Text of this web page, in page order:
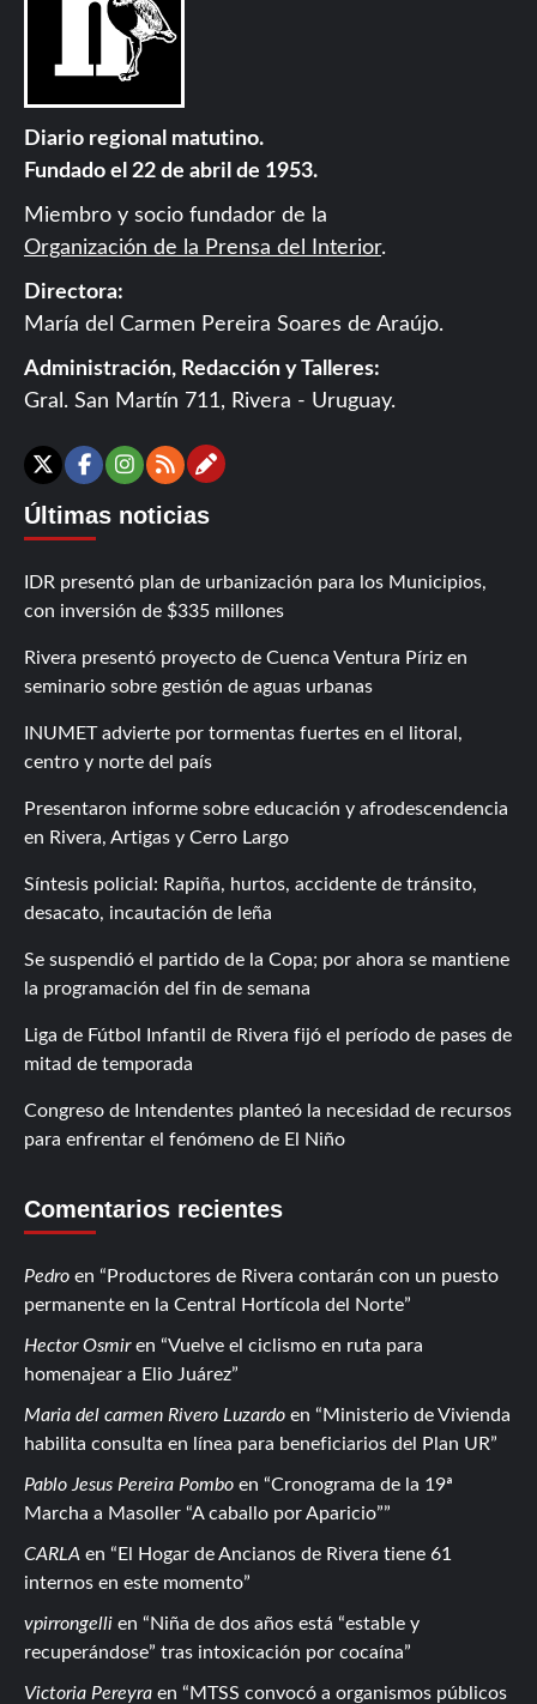
Diario regional matutino.
Fundado el 22 de abril de 1953.
Miembro y socio fundador de la
Organización de la Prensa del Interior.
Directora:
María del Carmen Pereira Soares de Araújo.
Administración, Redacción y Talleres:
Gral. San Martín 711, Rivera - Uruguay.
X Facebook
Instagram
RSSContáctanos
Últimas noticias
IDR presentó plan de urbanización para los Municipios,
con inversión de $335 millones
Rivera presentó proyecto de Cuenca Ventura Píriz en
seminario sobre gestión de aguas urbanas
INUMET advierte por tormentas fuertes en el litoral,
centro y norte del país
Presentaron informe sobre educación y afrodescendencia
en Rivera, Artigas y Cerro Largo
Síntesis policial: Rapiña, hurtos, accidente de tránsito,
desacato, incautación de leña
Se suspendió el partido de la Copa; por ahora se mantiene
la programación del fin de semana
Liga de Fútbol Infantil de Rivera fijó el período de pases de
mitad de temporada
Congreso de Intendentes planteó la necesidad de recursos
para enfrentar el fenómeno de El Niño
Comentarios recientes
Pedro en
Productores de Rivera contarán con un puesto
permanente en la Central Hortícola del Norte
Hector Osmiren
Vuelve el ciclismo en ruta para
homenajear a Elio Juárez
Maria del carmen Rivero Luzardo en
Ministerio de Vivienda
habilita consulta en línea para beneficiarios del Plan UR
Pablo Jesus Pereira Pombo en
Cronograma de la 19ª
Marcha a Masoller “A caballo por Aparicio”
CARLA en
El Hogar de Ancianos de Rivera tiene 61
internos en este momento
vpirrongelli en
Niña de dos años está “estable y
recuperándose” tras intoxicación por cocaína
Victoria Pereyra en MTSS convocó a organismos públicos